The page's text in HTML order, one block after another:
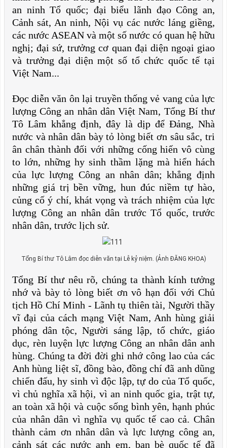
an ninh Tổ quốc; đại biểu lãnh đạo Công an,
Cảnh sát, An ninh, Nội vụ các nước láng giềng,
các nước ASEAN và một số nước có quan hệ hữu
nghị; đại sứ, trưởng cơ quan đại diện ngoại giao
và trưởng đại diện một số tổ chức quốc tế tại
Việt Nam...
Đọc diễn văn ôn lại truyền thống vẻ vang của lực
lượng Công an nhân dân Việt Nam, Tổng Bí thư
Tô Lâm khẳng định, ​đây là dịp để Đảng, Nhà
nước và nhân dân bày tỏ lòng biết ơn sâu sắc, tri
ân chân thành đối với những cống hiến vô cùng
to lớn, những hy sinh thầm lặng mà hiển hách
của lực lượng Công an nhân dân; khẳng định
những giá trị bền vững, hun đúc niềm tự hào,
củng cố ý chí, khát vọng và trách nhiệm của lực
lượng Công an nhân dân trước Tổ quốc, trước
nhân dân, trước lịch sử.
Tổng Bí thư Tô Lâm đọc diễn văn tại Lễ kỷ niệm. (Ảnh ĐĂNG KHOA)
Tổng Bí thư nêu rõ, chúng ta thành kính tưởng
nhớ và bày tỏ lòng biết ơn vô hạn đối với Chủ
tịch Hồ Chí Minh - Lãnh tụ thiên tài, Người thầy
vĩ đại của cách mạng Việt Nam, Anh hùng giải
phóng dân tộc, Người sáng lập, tổ chức, giáo
dục, rèn luyện lực lượng Công an nhân dân anh
hùng. Chúng ta đời đời ghi nhớ công lao của các
Anh hùng liệt sĩ, đồng bào, đồng chí đã anh dũng
chiến đấu, hy sinh vì độc lập, tự do của Tổ quốc,
vì chủ nghĩa xã hội, vì an ninh quốc gia, trật tự,
an toàn xã hội và cuộc sống bình yên, hạnh phúc
của nhân dân vì nghĩa vụ quốc tế cao cả. Chân
thành cảm ơn nhân dân và lực lượng công an,
cảnh sát các nước anh em, bạn bè quốc tế đã